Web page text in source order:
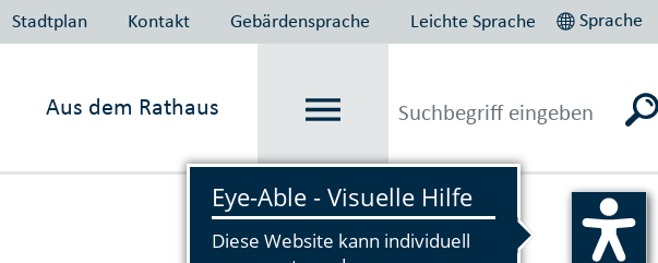
Stadtplan Kontakt Gebärdensprache Leichte Sprache Sprache
Aus dem Rathaus
Vorlesen